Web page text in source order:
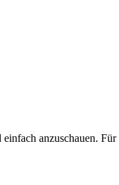
anzuschauen.